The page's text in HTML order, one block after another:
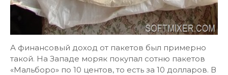
А финансовый доход от пакетов был примерно
такой. На Западе моряк покупал сотню пакетов
«Мальборо» по 10 центов, то есть за 10 долларов. В